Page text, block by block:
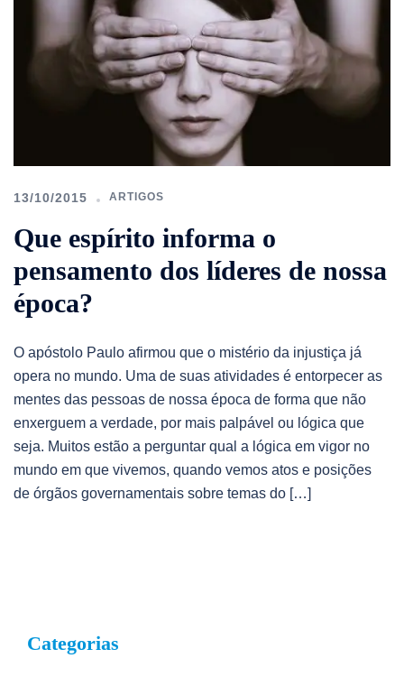
13/10/2015 ARTIGOS
Que espírito informa o
pensamento dos líderes de nossa
época?
O apóstolo Paulo afirmou que o mistério da injustiça já
opera no mundo. Uma de suas atividades é entorpecer as
mentes das pessoas de nossa época de forma que não
enxerguem a verdade, por mais palpável ou lógica que
seja. Muitos estão a perguntar qual a lógica em vigor no
mundo em que vivemos, quando vemos atos e posições
de órgãos governamentais sobre temas do […]
Categorias